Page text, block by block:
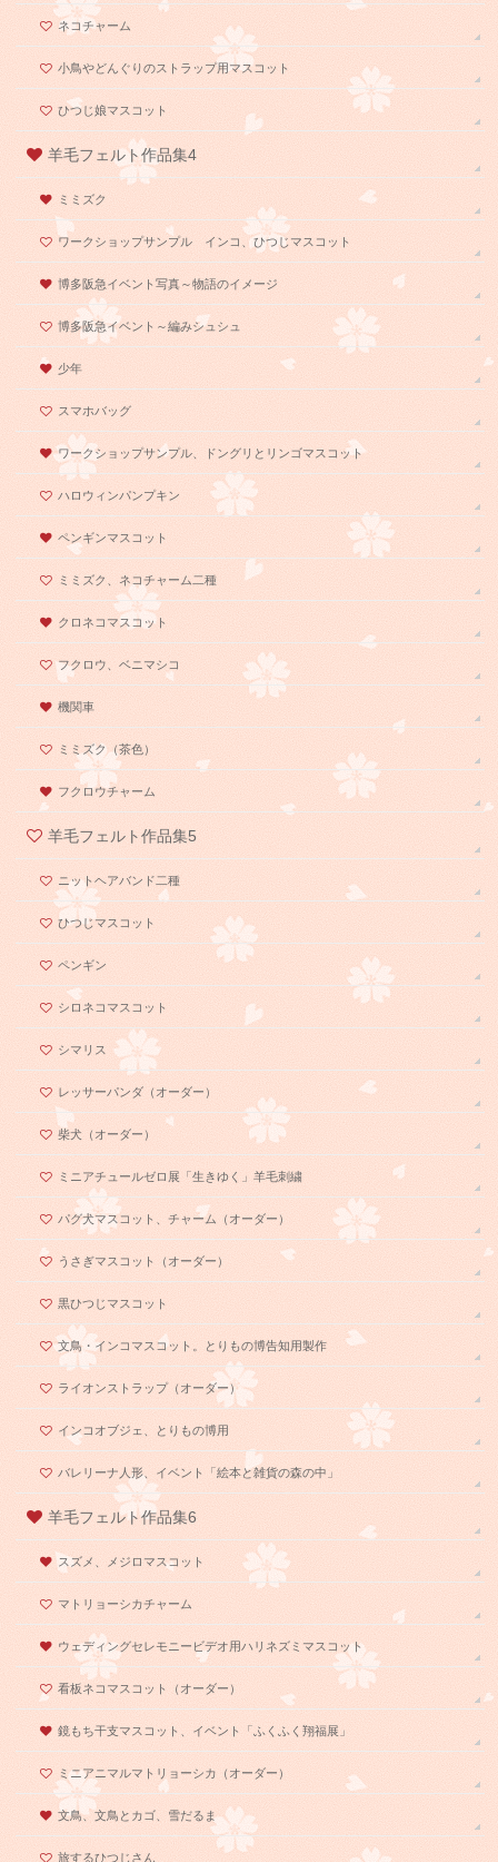
ネコチャーム
小鳥やどんぐりのストラップ用マスコット
ひつじ娘マスコット
羊毛フェルト作品集4
ミミズク
ワークショップサンプル インコ、ひつじマスコット
博多阪急イベント写真～物語のイメージ
博多阪急イベント～編みシュシュ
少年
スマホバッグ
ワークショップサンプル、ドングリとリンゴマスコット
ハロウィンパンプキン
ペンギンマスコット
ミミズク、ネコチャーム二種
クロネコマスコット
フクロウ、ベニマシコ
機関車
ミミズク（茶色）
フクロウチャーム
羊毛フェルト作品集5
ニットヘアバンド二種
ひつじマスコット
ペンギン
シロネコマスコット
シマリス
レッサーパンダ（オーダー）
柴犬（オーダー）
ミニアチュールゼロ展「生きゆく」羊毛刺繍
パグ犬マスコット、チャーム（オーダー）
うさぎマスコット（オーダー）
黒ひつじマスコット
文鳥・インコマスコット。とりもの博告知用製作
ライオンストラップ（オーダー）
インコオブジェ、とりもの博用
バレリーナ人形、イベント「絵本と雑貨の森の中」
羊毛フェルト作品集6
スズメ、メジロマスコット
マトリョーシカチャーム
ウェディングセレモニービデオ用ハリネズミマスコット
看板ネコマスコット（オーダー）
鏡もち干支マスコット、イベント「ふくふく翔福展」
ミニアニマルマトリョーシカ（オーダー）
文鳥、文鳥とカゴ、雪だるま
旅するひつじさん